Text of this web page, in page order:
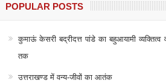
POPULAR POSTS
कुमाऊं केसरी बद्रीदत्त पांडे का बहुआयामी
तक
उत्तराखण्ड में वन्य-जीवों का आतंक